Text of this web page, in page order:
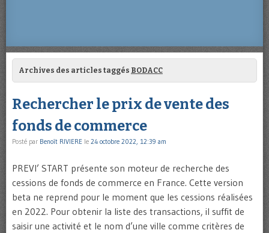
Archives des articles taggés BODACC
Rechercher le prix de vente des
fonds de commerce
Posté par Benoît RIVIERE le 24 octobre 2022, 12:39 am
PREVI’ START présente son moteur de recherche des
cessions de fonds de commerce en France. Cette version
beta ne reprend pour le moment que les cessions réalisées
en 2022. Pour obtenir la liste des transactions, il suffit de
saisir une activité et le nom d’une ville comme critères de